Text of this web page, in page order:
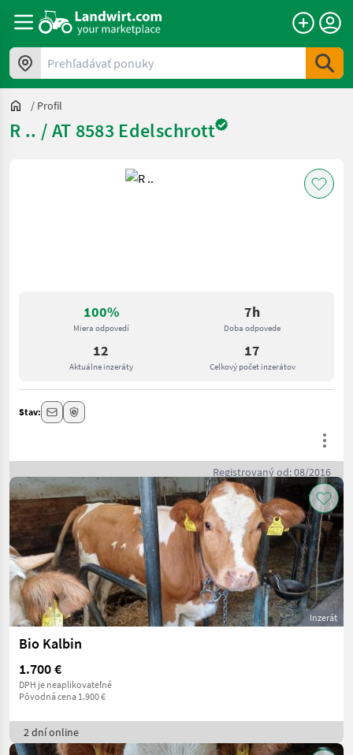
Prehľadávať ponuky
/ Profil
R .. / AT 8583 Edelschrott
100%
Miera odpovedí
7h
Doba odpovede
12
Aktuálne inzeráty
17
Celkový počet inzerátov
Stav:
Registrovaný od: 08/2016
Inzerát
Bio Kalbin
1.700 €
DPH je neaplikovateľné
Pôvodná cena 1.900 €
2 dní online